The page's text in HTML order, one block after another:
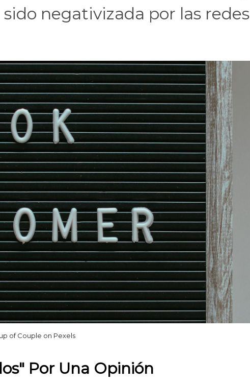
negativizada por las redes
of Couple on Pexels
Por Una Opinión